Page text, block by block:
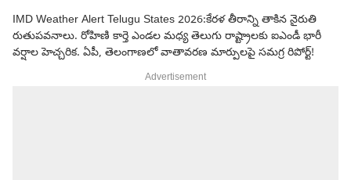
IMD Weather Alert Telugu States 2026:కేరళ తీరాన్ని తాకిన నైరుతి
రుతుపవనాలు. రోహిణి కార్తె ఎండల మధ్య తెలుగు రాష్ట్రాలకు ఐఎండీ భారీ
వర్షాల హెచ్చరిక. ఏపీ, తెలంగాణలో వాతావరణ మార్పులపై సమగ్ర రిపోర్ట్!
Advertisement